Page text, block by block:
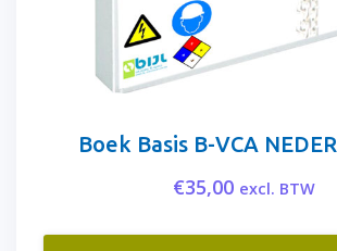
Boek Basis B-VCA
€35,00 excl. BTW